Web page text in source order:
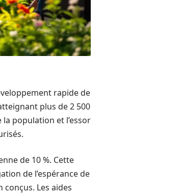
rapide de
plus de 2 500
population et l’essor
de 10 %. Cette
de l’espérance de
Les aides